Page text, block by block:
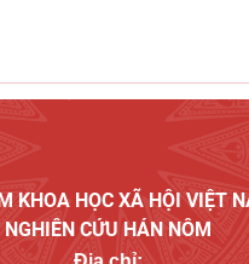
KHOA HỌC XÃ HỘI VIỆT
NGHIÊN CỨU HÁN NÔM